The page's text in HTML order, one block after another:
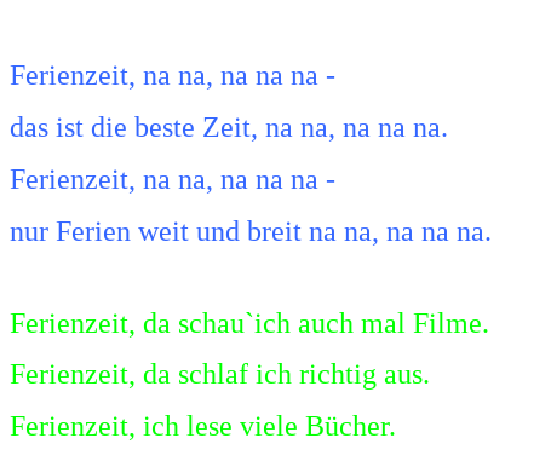
Ferienzeit, na na, na na na -
das ist die beste Zeit, na na, na na na.
Ferienzeit, na na, na na na -
nur Ferien weit und breit na na, na na na.
Ferienzeit, da schau`ich auch mal Filme.
Ferienzeit, da schlaf ich richtig aus.
Ferienzeit, ich lese viele Bücher.